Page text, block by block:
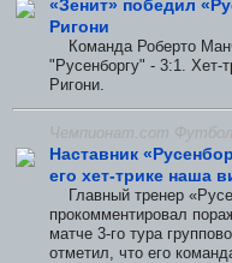
«Зенит» победил
Ригони
Команда Роберто
"Русенборгу" - 3:1. Хет-
Ригони.
Чемпионат.com
Наставник
его хет-трике наша
Главный тренер
прокомментировал
матче 3-го тура
отметил, что его